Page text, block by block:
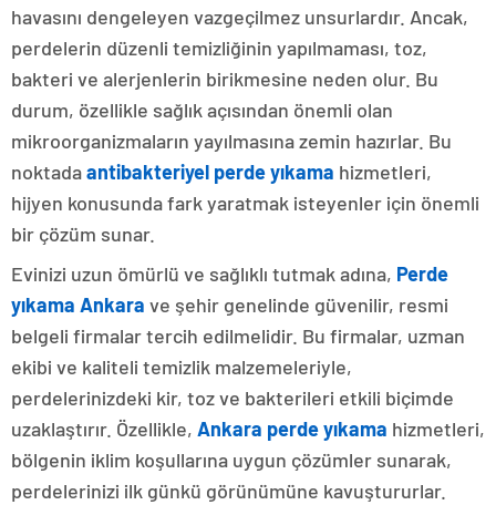
havasını dengeleyen vazgeçilmez unsurlardır. Ancak,
perdelerin düzenli temizliğinin yapılmaması, toz,
bakteri ve alerjenlerin birikmesine neden olur. Bu
durum, özellikle sağlık açısından önemli olan
mikroorganizmaların yayılmasına zemin hazırlar. Bu
noktadaantibakteriyel perde yıkama hizmetleri,
hijyen konusunda fark yaratmak isteyenler için önemli
bir çözüm sunar.
Evinizi uzun ömürlü ve sağlıklı tutmak adına, Perde
yıkama Ankara ve şehir genelinde güvenilir, resmi
belgeli firmalar tercih edilmelidir. Bu firmalar, uzman
ekibi ve kaliteli temizlik malzemeleriyle,
perdelerinizdeki kir, toz ve bakterileri etkili biçimde
uzaklaştırır. Özellikle, Ankara perde yıkama hizmetleri,
bölgenin iklim koşullarına uygun çözümler sunarak,
perdelerinizi ilk günkü görünümüne kavuştururlar.